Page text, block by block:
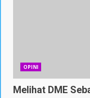
OPINI
Melihat DME